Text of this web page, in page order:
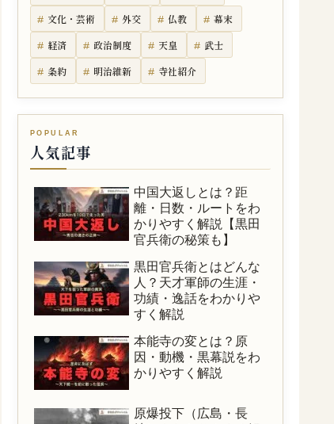
文化・芸術
外交 仏教
幕末
経済
政治制度 天皇
武士
条約
明治維新 寺社紹介
人気記事
中国大返しとは？距
離・日数・ルートをわ
かりやすく解説【黒田
官兵衛の秘策も】
黒田官兵衛とはどんな
人？天才軍師の生涯・
功績・逸話をわかりや
すく解説
本能寺の変とは？原
因・動機・黒幕説をわ
かりやすく解説
原爆投下（広島・長